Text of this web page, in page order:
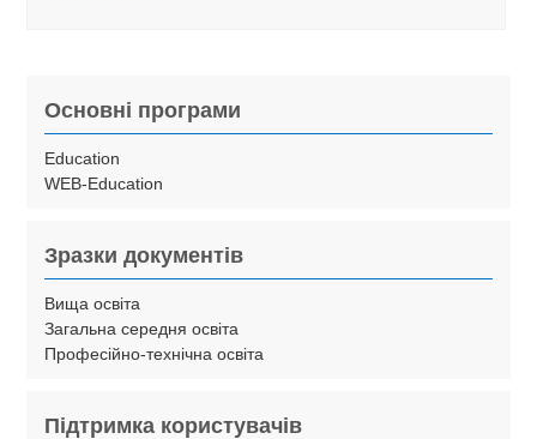
Основні програми
Education
WEB-Education
Зразки документів
Вища освіта
Загальна середня освіта
Професійно-технічна освіта
Підтримка користувачів